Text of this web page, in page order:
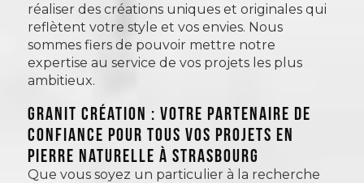
réaliser des créations uniques et originales qui
reflètent votre style et vos envies. Nous
sommes fiers de pouvoir mettre notre
expertise au service de vos projets les plus
ambitieux.
Granit Création : votre partenaire de
confiance pour tous vos projets en
pierre naturelle à Strasbourg
Que vous soyez un particulier à la recherche